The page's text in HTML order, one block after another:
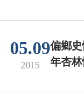
05.09
2015
偏鄉
年杏